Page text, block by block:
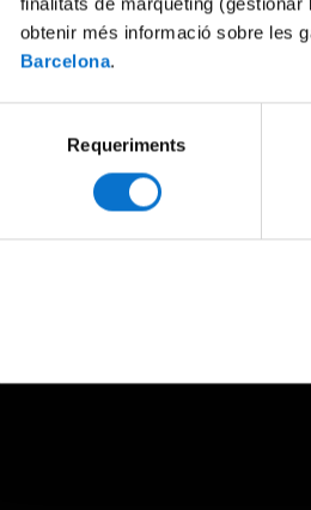
obtenir més informació sobre les
Barcelona.
consentiment
Requeriments